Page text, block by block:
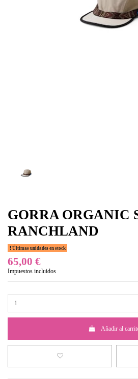
GORRA ORGANIC
RANCHLAND
Últimas unidades en stock
65,00 €
Impuestos incluidos
Añadir al